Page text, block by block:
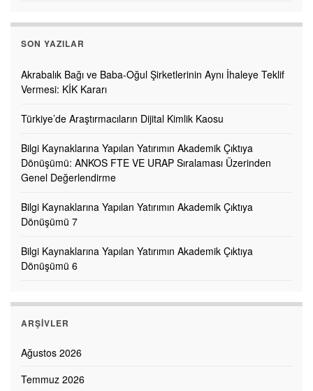
SON YAZILAR
Akrabalık Bağı ve Baba-Oğul Şirketlerinin Aynı İhaleye Teklif
Vermesi: KİK Kararı
Türkiye’de Araştırmacıların Dijital Kimlik Kaosu
Bilgi Kaynaklarına Yapılan Yatırımın Akademik Çıktıya
Dönüşümü: ANKOS FTE VE URAP Sıralaması Üzerinden
Genel Değerlendirme
Bilgi Kaynaklarına Yapılan Yatırımın Akademik Çıktıya
Dönüşümü 7
Bilgi Kaynaklarına Yapılan Yatırımın Akademik Çıktıya
Dönüşümü 6
ARŞIVLER
Ağustos 2026
Temmuz 2026